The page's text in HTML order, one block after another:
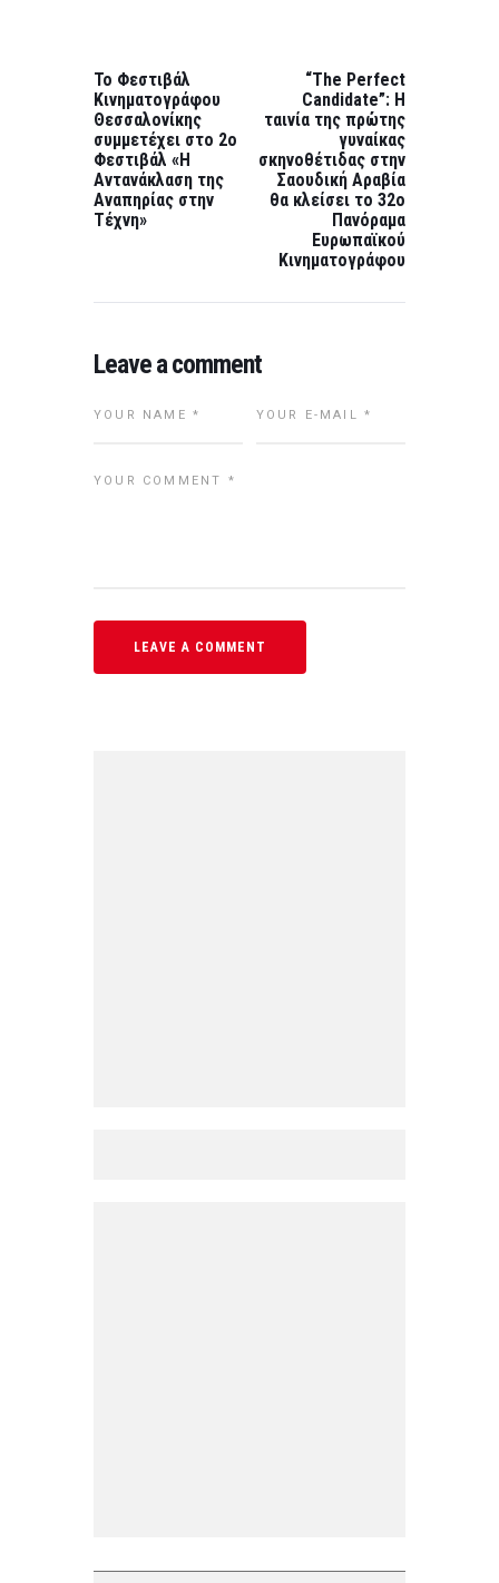
POST:
Το Φεστιβάλ
Κινηματογράφου
Θεσσαλονίκης
συμμετέχει στο 2ο
Φεστιβάλ «Η
Αντανάκλαση της
Αναπηρίας στην
Τέχνη»
POST:
“The Perfect
Candidate”: Η
ταινία της πρώτης
γυναίκας
σκηνοθέτιδας στην
Σαουδική Αραβία
θα κλείσει το 32ο
Πανόραμα
Ευρωπαϊκού
Κινηματογράφου
Leave a comment